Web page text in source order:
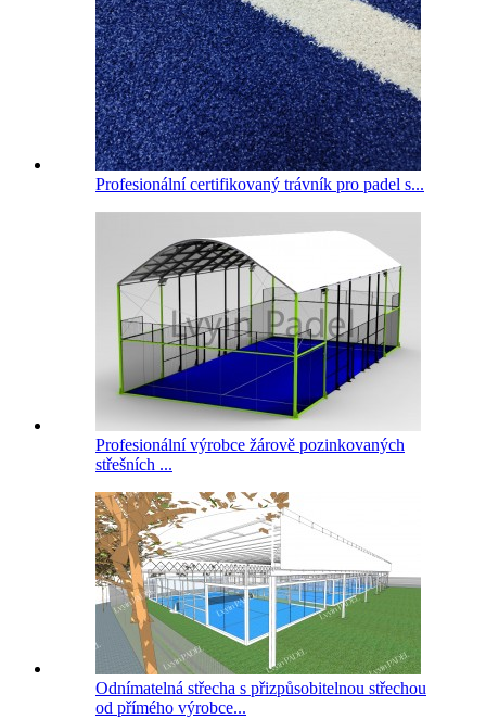
Profesionální certifikovaný trávník pro padel s...
Profesionální výrobce žárově pozinkovaných
střešních ...
Odnímatelná střecha s přizpůsobitelnou střechou
od přímého výrobce...